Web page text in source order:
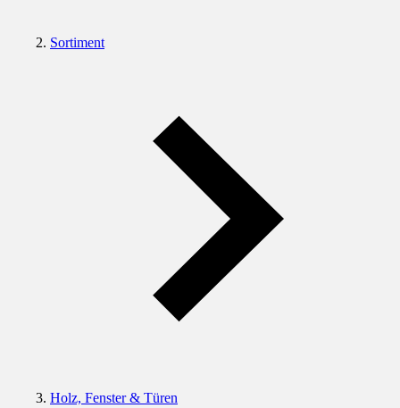
Sortiment
Holz, Fenster & Türen